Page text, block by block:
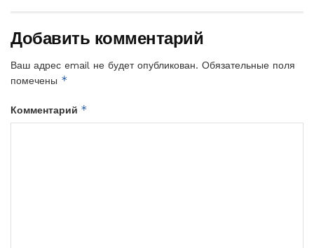
Добавить комментарий
Ваш адрес email не будет опубликован. Обязательные поля
помечены *
Комментарий *